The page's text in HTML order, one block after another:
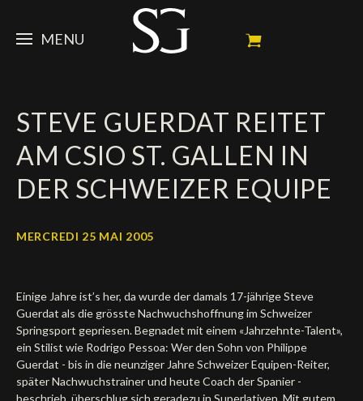
MENU
Portrait
Palmarès
Ambassadeur
ACTUALITÉ
News
Dossiers
Calendrier
Résultats
Vidéos
Contacts médias
CHEVAUX
Mes chevaux de concours
En souvenir de
SPONSORS
Propriétaires
Partenaires officiels
FAN ZONE
Social Newsroom
Français
English
Deutsch
STEVE GUERDAT REITET
AM CSIO ST. GALLEN IN
DER SCHWEIZER EQUIPE
MERCREDI 25 MAI 2005
Einige Jahre ist’s her, da wurde der damals 17-jährige Steve
Guerdat als die grösste Nachwuchshoffnung im Schweizer
Springsport gepriesen. Begnadet mit einem «Jahrzehnte-Talent»,
ein Stilist wie Rodrigo Pessoa: Wer den Sohn von Philippe
Guerdat - bis in die neunziger Jahre Schweizer Equipen-Reiter,
später Nachwuchstrainer und heute Coach der Spanier -
beschrieb, überschlug sich geradezu in Superlativen. Mit gutem